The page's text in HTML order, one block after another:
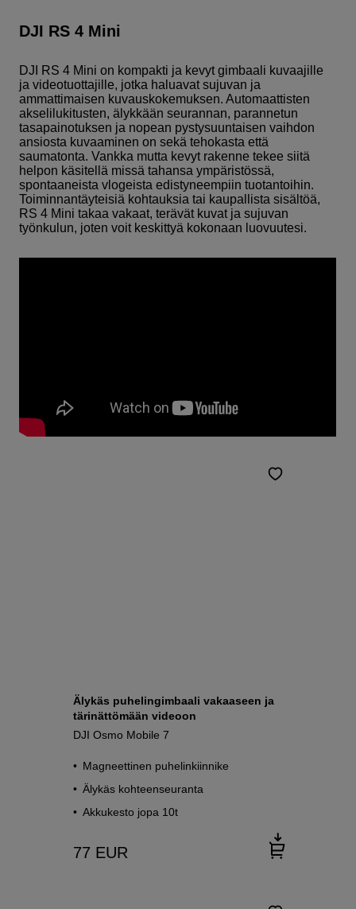
DJI RS 4 Mini
DJI RS 4 Mini on kompakti ja kevyt gimbaali kuvaajille
ja videotuottajille, jotka haluavat sujuvan ja
ammattimaisen kuvauskokemuksen. Automaattisten
akselilukitusten, älykkään seurannan, parannetun
tasapainotuksen ja nopean pystysuuntaisen vaihdon
ansiosta kuvaaminen on sekä tehokasta että
saumatonta. Vankka mutta kevyt rakenne tekee siitä
helpon käsitellä missä tahansa ympäristössä,
spontaaneista vlogeista edistyneempiin tuotantoihin.
Toiminnantäyteisiä kohtauksia tai kaupallista sisältöä,
RS 4 Mini takaa vakaat, terävät kuvat ja sujuvan
työnkulun, joten voit keskittyä kokonaan luovuutesi.
Älykäs puhelingimbaali vakaaseen ja
tärinättömään videoon
DJI Osmo Mobile 7
Magneettinen puhelinkiinnike
Älykäs kohteenseuranta
Akkukesto jopa 10t
77 EUR